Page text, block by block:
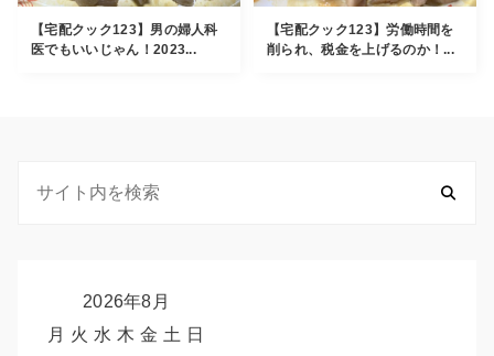
【宅配クック123】男の婦人科
医でもいいじゃん！2023...
【宅配クック123】労働時間を
削られ、税金を上げるのか！...
2026年8月
月 火 水 木 金 土 日